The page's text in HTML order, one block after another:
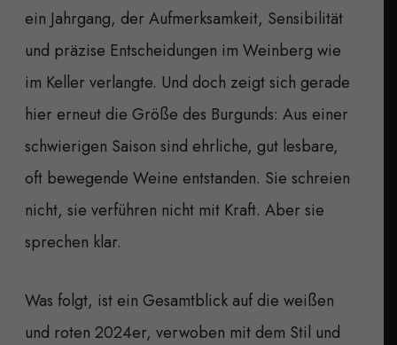
ein Jahrgang, der Aufmerksamkeit, Sensibilität
und präzise Entscheidungen im Weinberg wie
im Keller verlangte. Und doch zeigt sich gerade
hier erneut die Größe des Burgunds: Aus einer
schwierigen Saison sind ehrliche, gut lesbare,
oft bewegende Weine entstanden. Sie schreien
nicht, sie verführen nicht mit Kraft. Aber sie
sprechen klar.
Was folgt, ist ein Gesamtblick auf die weißen
und roten 2024er, verwoben mit dem Stil und